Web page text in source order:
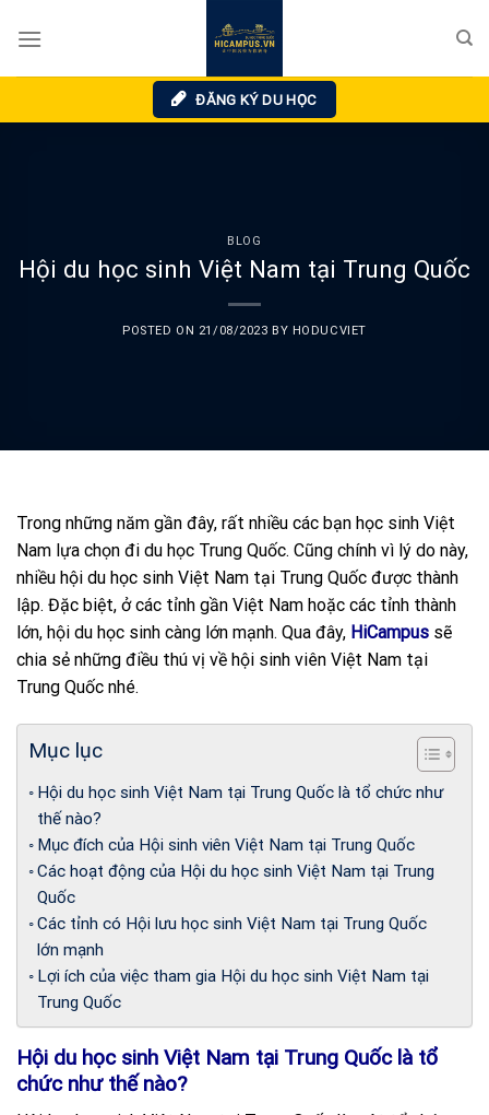
ĐĂNG KÝ DU HỌC
BLOG
Hội du học sinh Việt Nam tại Trung Quốc
POSTED ON 21/08/2023 BY HODUCVIET
Trong những năm gần đây, rất nhiều các bạn học sinh Việt
Nam lựa chọn đi du học Trung Quốc. Cũng chính vì lý do này,
nhiều hội du học sinh Việt Nam tại Trung Quốc được thành
lập. Đặc biệt, ở các tỉnh gần Việt Nam hoặc các tỉnh thành
lớn, hội du học sinh càng lớn mạnh. Qua đây, HiCampus sẽ
chia sẻ những điều thú vị về hội sinh viên Việt Nam tại
Trung Quốc nhé.
Mục lục
Hội du học sinh Việt Nam tại Trung Quốc là tổ chức như
thế nào?
Mục đích của Hội sinh viên Việt Nam tại Trung Quốc
Các hoạt động của Hội du học sinh Việt Nam tại Trung
Quốc
Các tỉnh có Hội lưu học sinh Việt Nam tại Trung Quốc
lớn mạnh
Lợi ích của việc tham gia Hội du học sinh Việt Nam tại
Trung Quốc
Hội du học sinh Việt Nam tại Trung Quốc là tổ
chức như thế nào?